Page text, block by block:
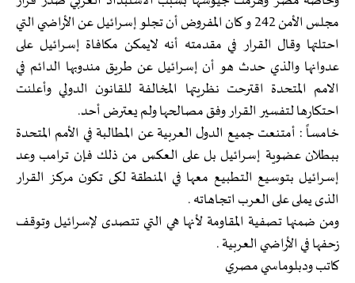
مجلس الأمن 242 و كان المفروض أن تجلو إسرائيل عن الأراضي التي
احتلتها وقال القرار في مقدمته أنه لايمكن مكافاة إسرائيل على
عدوانها والذي حدث هو أن إسرائيل عن طريق مندوبها الدائم في
الامم المتحدة اقترحت نظريتها المخالفة للقانون الدولي وأعلنت
احتكارها لتفسير القرار وفق مصالحها ولم يعترض أحد.
خامساً : أمتنعت جميع الدول العربية عن المطالبة في الأمم المتحدة
ببطلان عضوية إسرائيل بل على العكس من ذلك فإن ترامب وعد
إسرائيل بتوسيع التطبيع معها في المنطقة لكى تكون مركز القرار
الذى يملى على العرب اتجاهاته .
ومن ضمنها تصفية المقاومة لأنها هي التي تتصدى لإسرائيل وتوقف
زحفها في الأراضي العربية .
كاتب ودبلوماسي مصري